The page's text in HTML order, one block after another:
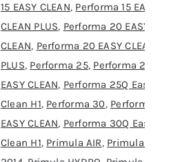
15 EASY CLEAN, Performa 15 EASY
CLEAN PLUS, Performa 20 EASY
CLEAN, Performa 20 EASY CLEAN
PLUS, Performa 25, Performa 25
EASY CLEAN, Performa 25Q Easy
Clean H1, Performa 30, Performa 30
EASY CLEAN, Performa 30Q Easy
Clean H1, Primula AIR, Primula AIR –